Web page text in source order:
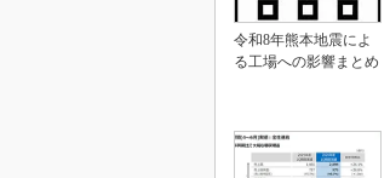
令和8年熊本地震によ
る工場への影響まとめ